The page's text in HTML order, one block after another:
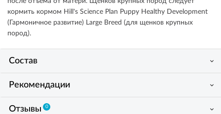
кормить кормом Hill's Science Plan Puppy Healthy Development
(Гармоничное развитие) Large Breed (для щенков крупных
пород).
Состав
Рекомендации
Отзывы 0